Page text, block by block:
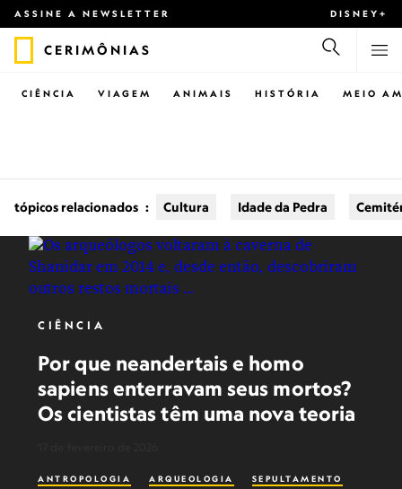
ASSINE A NEWSLETTER DISNEY+
CERIMÔNIAS
CIÊNCIA VIAGEM ANIMAIS HISTÓRIA MEIO
tópicos relacionados : Cultura Idade da Pedra
CIÊNCIA
Por que neandertais e homo
sapiens enterravam seus mortos?
Os cientistas têm uma nova teoria
ANTROPOLOGIA ARQUEOLOGIA SEPULTAMENTO